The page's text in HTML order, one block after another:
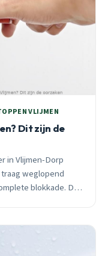
VLIJMEN
Dit zijn de
in Vlijmen-Dorp
weglopend
blokkade. Dit